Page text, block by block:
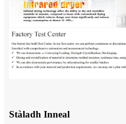
Stàladh Inneal